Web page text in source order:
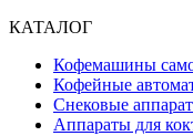
КАТАЛОГ
Кофемашины
Кофейные
Снековые
Аппараты для